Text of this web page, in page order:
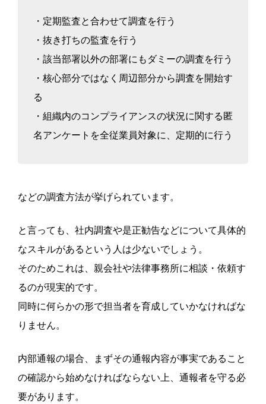
・定期監査と合わせて調査を行う
・抜き打ちの監査を行う
・該当部署以外の部署にもダミーの調査を行う
・核心部分ではなく周辺部分から調査を開始す
る
・組織内のコンプライアンスの状況に関する匿
名アンケートを全従業員対象に、定期的に行う
などの調査方法が挙げられています。
と言っても、社内調査や是正勧告などについて具体的
なスキルがあるという人は少ないでしょう。
そのためこれは、親会社や法律事務所に相談・依頼す
るのが現実的です。
同時に何らかの形で担当者を育成していかなければな
りません。
内部通報の場合、まずその通報内容が事実であること
の確認から始めなければならない上、通報者を守る必
要があります。